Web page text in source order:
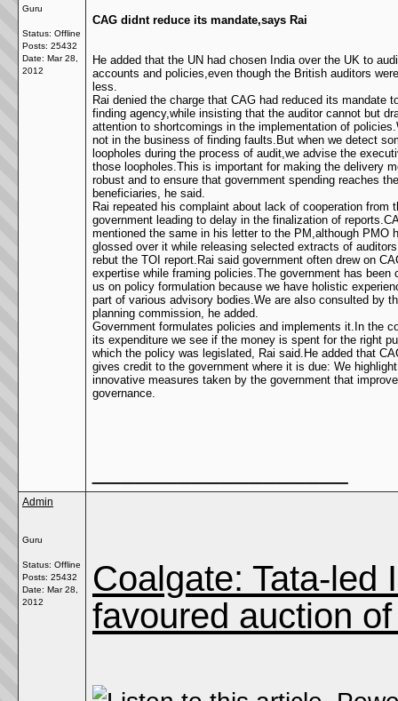
Guru
Status: Offline
Posts: 25432
Date: Mar 28,
2012
CAG didnt reduce its mandate,says Rai
He added that the UN had chosen India over the UK to
accounts and policies,even though the British auditors
less.
Rai denied the charge that CAG had reduced its mandate
finding agency,while insisting that the auditor cannot but
attention to shortcomings in the implementation of
not in the business of finding faults.But when we detect
loopholes during the process of audit,we advise the
those loopholes.This is important for making the delivery
robust and to ensure that government spending reaches
beneficiaries, he said.
Rai repeated his complaint about lack of cooperation from
government leading to delay in the finalization of
mentioned the same in his letter to the PM,although PMO
glossed over it while releasing selected extracts of
rebut the TOI report.Rai said government often drew on
expertise while framing policies.The government has been
us on policy formulation because we have holistic
part of various advisory bodies.We are also consulted by
planning commission, he added.
Government formulates policies and implements it.In the
its expenditure we see if the money is spent for the right
which the policy was legislated, Rai said.He added that
gives credit to the government where it is due: We highlight
innovative measures taken by the government that
governance.
Admin
Guru
Status: Offline
Posts: 25432
Date: Mar 28,
2012
Coalgate: Tata-led
favoured auction